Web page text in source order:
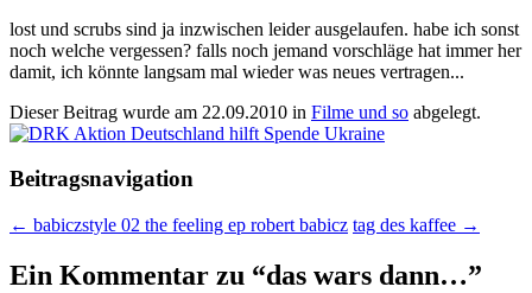
lost und scrubs sind ja inzwischen leider ausgelaufen. habe ich sonst
noch welche vergessen? falls noch jemand vorschläge hat immer her
damit, ich könnte langsam mal wieder was neues vertragen...
Dieser Beitrag wurde am 22.09.2010 in Filme und so abgelegt.
Beitragsnavigation
← babiczstyle 02 the feeling ep robert babicz tag des kaffee →
Ein Kommentar zu “das wars dann…”